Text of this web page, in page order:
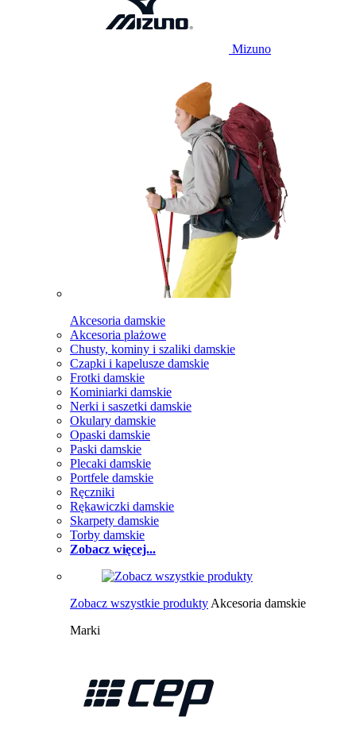
Mizuno
Akcesoria damskie
Akcesoria plażowe
Chusty, kominy i szaliki damskie
Czapki i kapelusze damskie
Frotki damskie
Kominiarki damskie
Nerki i saszetki damskie
Okulary damskie
Opaski damskie
Paski damskie
Plecaki damskie
Portfele damskie
Ręczniki
Rękawiczki damskie
Skarpety damskie
Torby damskie
Zobacz więcej...
Zobacz wszystkie produkty Akcesoria damskie
Marki